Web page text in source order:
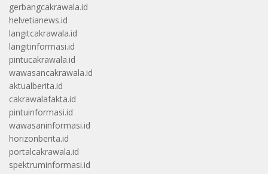
gerbangcakrawala.id
helvetianews.id
langitcakrawala.id
langitinformasi.id
pintucakrawala.id
wawasancakrawala.id
aktualberita.id
cakrawalafakta.id
pintuinformasi.id
wawasaninformasi.id
horizonberita.id
portalcakrawala.id
spektruminformasi.id